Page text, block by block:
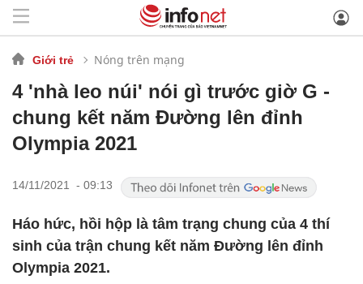
Giới trẻ Nóng trên mạng
4 'nhà leo núi' nói gì trước giờ G -
chung kết năm Đường lên đỉnh
Olympia 2021
14/11/2021 - 09:13
Háo hức, hồi hộp là tâm trạng chung của 4 thí
sinh của trận chung kết năm Đường lên đỉnh
Olympia 2021.